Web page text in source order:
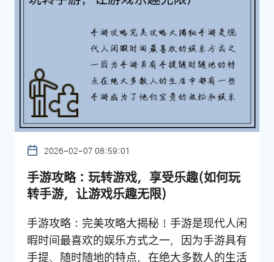
2026-02-07 08:59:01
手游攻略：玩转游戏，享受乐趣(如何玩
转手游，让游戏乐趣无限)
手游攻略：完美攻略大揭秘！手游是现代人闲
暇时间最喜欢的娱乐方式之一，因为手游具有
手提、随时随地的特点，在绝大多数人的生活